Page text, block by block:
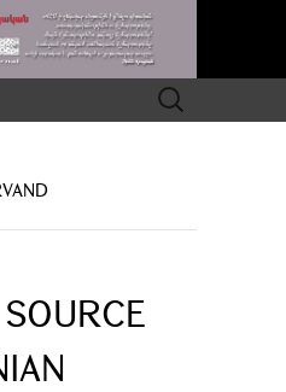
Search
for: